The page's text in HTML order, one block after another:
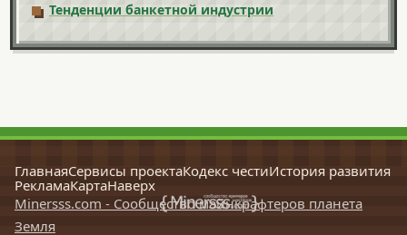
Тенденции банкетной индустрии
ГлавнаяСервисы проектаКодекс честиИстория развития
РекламаКартаНаверх
Minersss.com - Сообщество майнкрафтеров планета
Земля